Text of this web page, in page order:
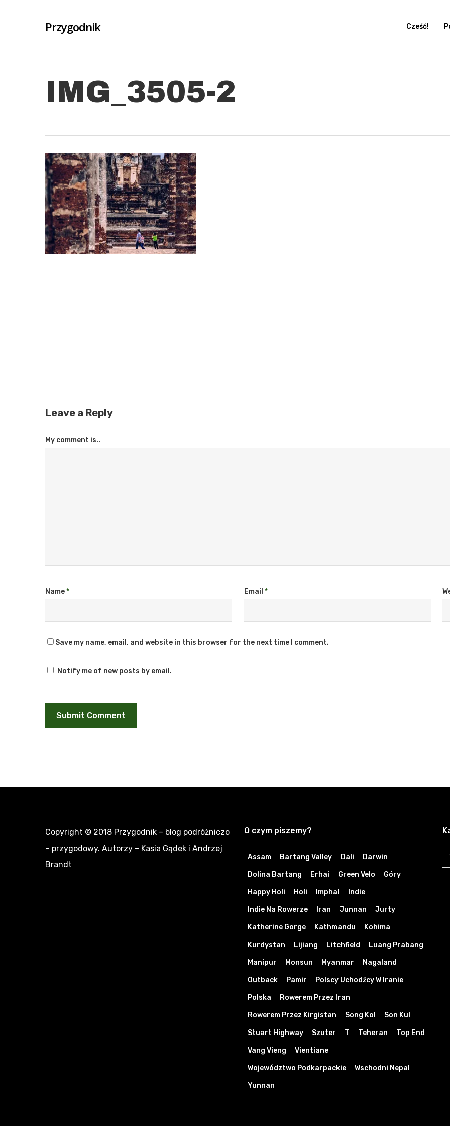
Przygodnik Cześć!
IMG_3505-2
Leave a Reply
My comment is..
Name* Email *
Save my name, email, and website in this browser for the next time I comment.
Notify me of new posts by email.
Copyright © 2018 Przygodnik – blog podróżniczo
– przygodowy. Autorzy – Kasia Gądek i Andrzej
Brandt
O czym piszemy?
Assam Bartang Valley Dali Darwin
Dolina Bartang Erhai Green Velo Góry
Happy Holi Holi Imphal Indie
Indie Na Rowerze Iran Junnan Jurty
Katherine Gorge Kathmandu Kohima
Kurdystan Lijiang Litchfield Luang Prabang
Manipur Monsun Myanmar Nagaland
Outback Pamir Polscy Uchodźcy W Iranie
Polska Rowerem Przez Iran
Rowerem Przez Kirgistan Song Kol Son Kul
Stuart Highway Szuter T Teheran Top End
Vang Vieng Vientiane
Województwo Podkarpackie Wschodni Nepal
Yunnan